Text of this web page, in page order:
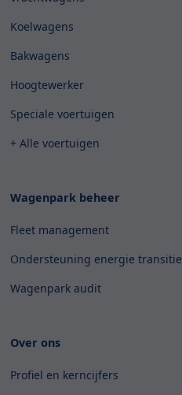
Koelwagens
Bakwagens
Hoogtewerker
Speciale voertuigen
+ Alle voertuigen
Wagenpark beheer
Fleet management
Ondersteuning energie transitie
Wagenpark audit
Over ons
Profiel en kerncijfers